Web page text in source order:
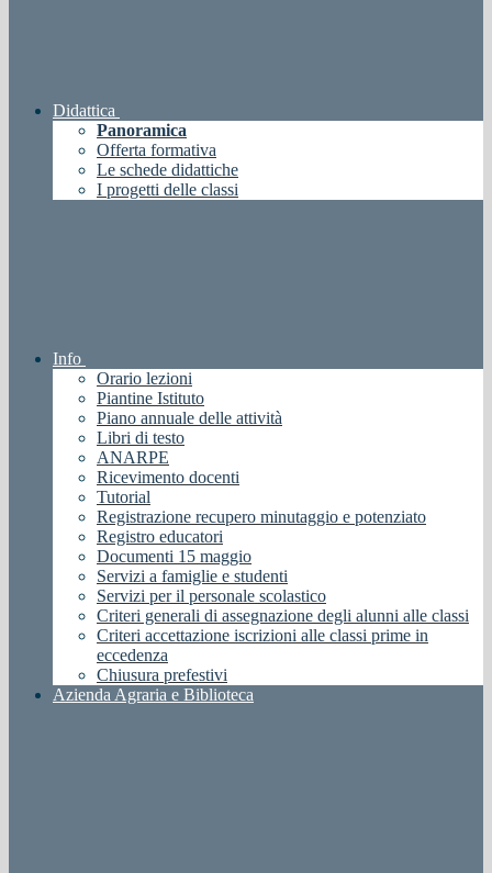
Didattica
Panoramica
Offerta formativa
Le schede didattiche
I progetti delle classi
Info
Orario lezioni
Piantine Istituto
Piano annuale delle attività
Libri di testo
ANARPE
Ricevimento docenti
Tutorial
Registrazione recupero minutaggio e potenziato
Registro educatori
Documenti 15 maggio
Servizi a famiglie e studenti
Servizi per il personale scolastico
Criteri generali di assegnazione degli alunni alle classi
Criteri accettazione iscrizioni alle classi prime in
eccedenza
Chiusura prefestivi
Azienda Agraria e Biblioteca